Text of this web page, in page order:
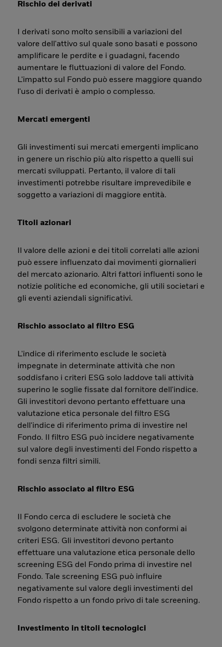
Rischio dei derivati
I derivati sono molto sensibili a variazioni del
valore dell'attivo sul quale sono basati e possono
amplificare le perdite e i guadagni, facendo
aumentare le fluttuazioni di valore del Fondo.
L'impatto sul Fondo può essere maggiore quando
l'uso di derivati è ampio o complesso.
Mercati emergenti
Gli investimenti sui mercati emergenti implicano
in genere un rischio più alto rispetto a quelli sui
mercati sviluppati. Pertanto, il valore di tali
investimenti potrebbe risultare imprevedibile e
soggetto a variazioni di maggiore entità.
Titoli azionari
Il valore delle azioni e dei titoli correlati alle azioni
può essere influenzato dai movimenti giornalieri
del mercato azionario. Altri fattori influenti sono le
notizie politiche ed economiche, gli utili societari e
gli eventi aziendali significativi.
Rischio associato al filtro ESG
L'indice di riferimento esclude le società
impegnate in determinate attività che non
soddisfano i criteri ESG solo laddove tali attività
superino le soglie fissate dal fornitore dell'indice.
Gli investitori devono pertanto effettuare una
valutazione etica personale del filtro ESG
dell'indice di riferimento prima di investire nel
Fondo. Il filtro ESG può incidere negativamente
sul valore degli investimenti del Fondo rispetto a
fondi senza filtri simili.
Rischio associato al filtro ESG
Il Fondo cerca di escludere le società che
svolgono determinate attività non conformi ai
criteri ESG. Gli investitori devono pertanto
effettuare una valutazione etica personale dello
screening ESG del Fondo prima di investire nel
Fondo. Tale screening ESG può influire
negativamente sul valore degli investimenti del
Fondo rispetto a un fondo privo di tale screening.
Investimento in titoli tecnologici